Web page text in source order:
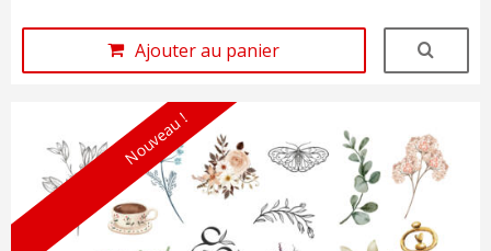
Ajouter au panier
Nouveau !